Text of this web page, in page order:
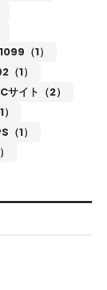
（1）
（1）
サイト（2）
（1）